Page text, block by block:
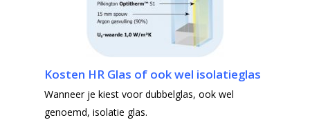
Kosten HR Glas of ook wel isolatieglas
Wanneer je kiest voor dubbelglas, ook wel
genoemd, isolatie glas.